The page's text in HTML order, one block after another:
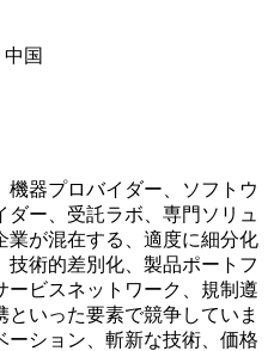
中国
器プロバイダー、ソフトウ
ー、受託ラボ、専門ソリュ
業が混在する、適度に細分化
技術的差別化、製品ポートフ
ービスネットワーク、規制遵
いった要素で競争していま
ション、斬新な技術、価格